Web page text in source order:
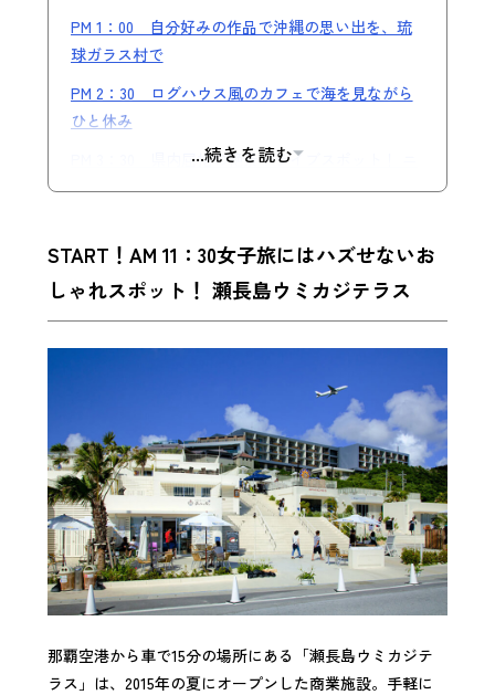
PM 1：00 自分好みの作品で沖縄の思い出を、琉
球ガラス村で
PM 2：30 ログハウス風のカフェで海を見ながら
ひと休み
PM 3：30 県内屈指の絶景ドライブスポット！ ニ
ライ橋カナイ橋
PM 6：00 定番の観光地で沖縄旅行気分が高ま
る！ 国際通り散策
...続きを読む
START！AM 11：30女子旅にはハズせないお
しゃれスポット！ 瀬長島ウミカジテラス
那覇空港から車で15分の場所にある「瀬長島ウミカジテ
ラス」は、2015年の夏にオープンした商業施設。手軽に